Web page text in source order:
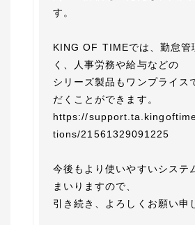
す。
KING OF TIMEでは、勤怠管
く、人事労務や給与などの
シリーズ製品もワンプライス
だくことができます。
https://
tions/21561329091225
今後もより使いやすいシステ
まいりますので、
引き続き、よろしくお願い申